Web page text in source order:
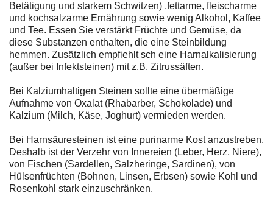
Betätigung und starkem Schwitzen) ,fettarme, fleischarme
und kochsalzarme Ernährung sowie wenig Alkohol, Kaffee
und Tee. Essen Sie verstärkt Früchte und Gemüse, da
diese Substanzen enthalten, die eine Steinbildung
hemmen. Zusätzlich empfiehlt sch eine Harnalkalisierung
(außer bei Infektsteinen) mit z.B. Zitrussäften.
Bei Kalziumhaltigen Steinen sollte eine übermäßige
Aufnahme von Oxalat (Rhabarber, Schokolade) und
Kalzium (Milch, Käse, Joghurt) vermieden werden.
Bei Harnsäuresteinen ist eine purinarme Kost anzustreben.
Deshalb ist der Verzehr von Innereien (Leber, Herz, Niere),
von Fischen (Sardellen, Salzheringe, Sardinen), von
Hülsenfrüchten (Bohnen, Linsen, Erbsen) sowie Kohl und
Rosenkohl stark einzuschränken.